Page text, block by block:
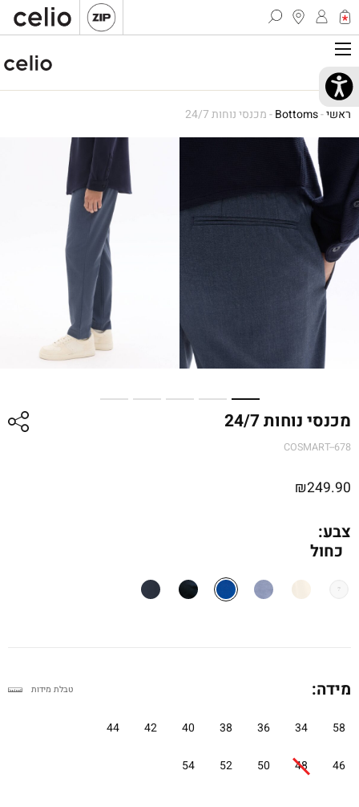
ראשי-
Bottoms
-מכנסי נוחות 24/7
מכנסי נוחות 24/7
COSMART--678
₪249.90
צבע:
כחול
מידה:
58
34
36
38
40
42
44
46
48
50
52
54
טבלת מידות